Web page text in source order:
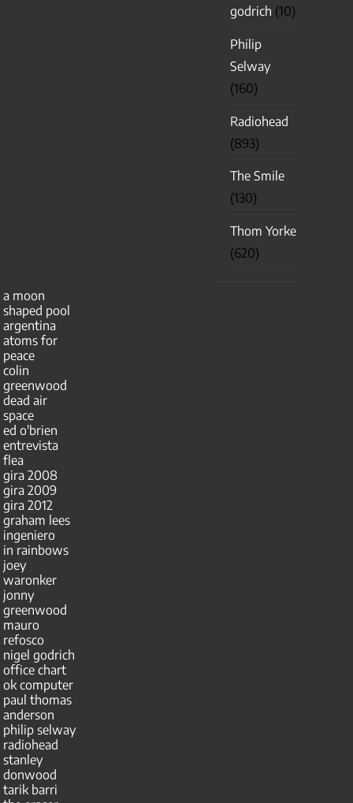
godrich (10)
Philip
Selway
(160)
Radiohead
(893)
The Smile
(130)
Thom Yorke
(620)
a moon
shaped pool
argentina
atoms for
peace
colin
greenwood
dead air
space
ed o'brien
entrevista
flea
gira 2008
gira 2009
gira 2012
graham lees
ingeniero
in rainbows
joey
waronker
jonny
greenwood
mauro
refosco
nigel godrich
office chart
ok computer
paul thomas
anderson
philip selway
radiohead
stanley
donwood
tarik barri